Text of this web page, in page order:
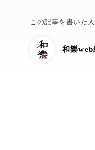
この記事を書いた人
和樂web